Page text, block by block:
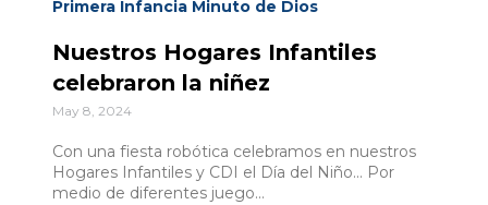
Primera Infancia Minuto de Dios
Nuestros Hogares Infantiles
celebraron la niñez
May 8, 2024
Con una fiesta robótica celebramos en nuestros
Hogares Infantiles y CDI el Día del Niño... Por
medio de diferentes juego...